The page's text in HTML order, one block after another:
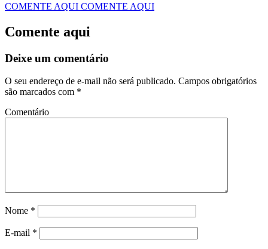
COMENTE AQUI COMENTE AQUI
Comente aqui
Deixe um comentário
O seu endereço de e-mail não será publicado. Campos obrigatórios
são marcados com *
Comentário
Nome *
E-mail *